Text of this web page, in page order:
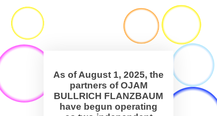
As of August 1, 2025, the
partners of OJAM
BULLRICH FLANZBAUM
have begun operating